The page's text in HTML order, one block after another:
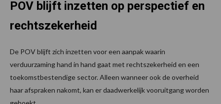
POV blijft inzetten op perspectief en
rechtszekerheid
De POV blijft zich inzetten voor een aanpak waarin
verduurzaming hand in hand gaat met rechtszekerheid en een
toekomstbestendige sector. Alleen wanneer ook de overheid
haar afspraken nakomt, kan er daadwerkelijk vooruitgang worden